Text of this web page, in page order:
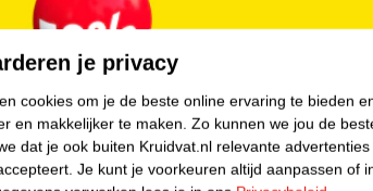
je privacy
cookies om je de beste online ervaring te bieden
en makkelijker te maken. Zo kunnen we jou de
dat je ook buiten Kruidvat.nl relevante advertenties
Je kunt je voorkeuren altijd aanpassen of